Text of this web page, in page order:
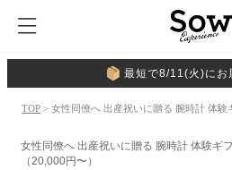
最短で8/11(火)にお
TOP > 女性同僚へ 出産祝いに贈る 腕時計 体験
女性同僚へ 出産祝いに贈る 腕時計 体験ギ
（20,000円〜）